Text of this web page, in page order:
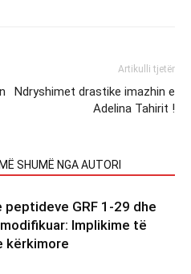
Artikulli tjetër
Ndryshimet drastike imazhin e
Adelina Tahirit !
MË SHUMË NGA AUTORI
peptideve GRF 1-29 dhe
Implikime të
kërkimore